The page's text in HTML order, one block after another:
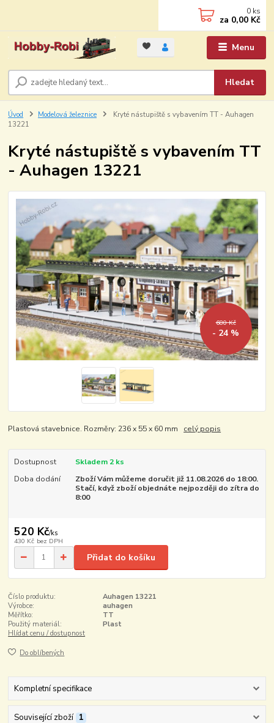
Menu
Hledat
0 ks
za 0,00 Kč
Úvod Modelová železnice
Kryté nástupiště s vybavením TT - Auhagen
13221
Kryté nástupiště s vybavením TT
- Auhagen 13221
680 Kč
- 24 %
Plastová stavebnice. Rozměry: 236 x 55 x 60 mm celý popis
Dostupnost
Skladem 2 ks
Doba dodání
Zboží Vám můžeme doručit již 11.08.2026 do 18:00.
Stačí, když zboží objednáte nejpozději do zítra do
8:00
520 Kč/ks
430 Kč bez DPH
Přidat do košíku
Číslo produktu:
Auhagen 13221
Výrobce:
auhagen
Měřítko:
TT
Použitý materiál:
Plast
Hlídat cenu / dostupnost
Do oblíbených
Kompletní specifikace
Související zboží 1